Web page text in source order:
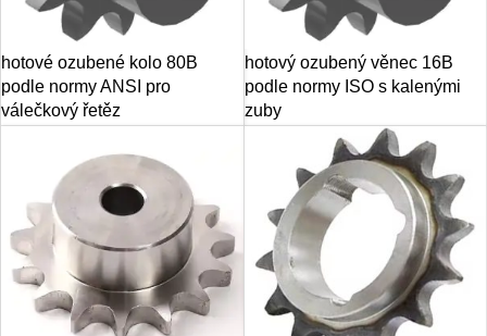
hotové ozubené kolo 80B
podle normy ANSI pro
válečkový řetěz
hotový ozubený věnec 16B
podle normy ISO s kalenými
zuby